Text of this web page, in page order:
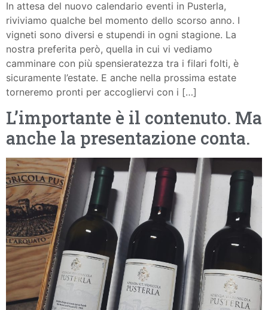
In attesa del nuovo calendario eventi in Pusterla,
riviviamo qualche bel momento dello scorso anno. I
vigneti sono diversi e stupendi in ogni stagione. La
nostra preferita però, quella in cui vi vediamo
camminare con più spensieratezza tra i filari folti, è
sicuramente l’estate. E anche nella prossima estate
torneremo pronti per accogliervi con i […]
L’importante è il contenuto. Ma
anche la presentazione conta.